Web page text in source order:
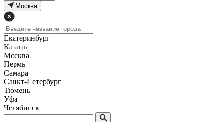
Москва
Екатеринбург
Казань
Москва
Пермь
Самара
Санкт-Петербург
Тюмень
Уфа
Челябинск